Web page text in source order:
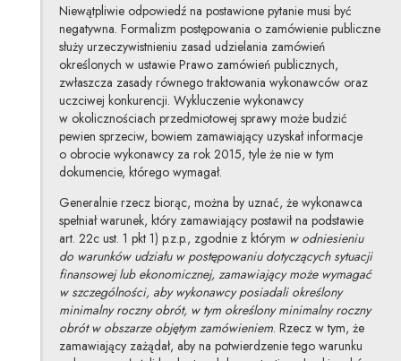
Niewątpliwie odpowiedź na postawione pytanie musi być
negatywna. Formalizm postępowania o zamówienie publiczne
służy urzeczywistnieniu zasad udzielania zamówień
określonych w ustawie Prawo zamówień publicznych,
zwłaszcza zasady równego traktowania wykonawców oraz
uczciwej konkurencji. Wykluczenie wykonawcy
w okolicznościach przedmiotowej sprawy może budzić
pewien sprzeciw, bowiem zamawiający uzyskał informacje
o obrocie wykonawcy za rok 2015, tyle że nie w tym
dokumencie, którego wymagał.
Generalnie rzecz biorąc, można by uznać, że wykonawca
spełniał warunek, który zamawiający postawił na podstawie
art. 22c ust. 1 pkt 1) p.z.p., zgodnie z którym w odniesieniu
do warunków udziału w postępowaniu dotyczących sytuacji
finansowej lub ekonomicznej, zamawiający może wymagać
w szczególności, aby wykonawcy posiadali określony
minimalny roczny obrót, w tym określony minimalny roczny
obrót w obszarze objętym zamówieniem. Rzecz w tym, że
zamawiający zażądał, aby na potwierdzenie tego warunku